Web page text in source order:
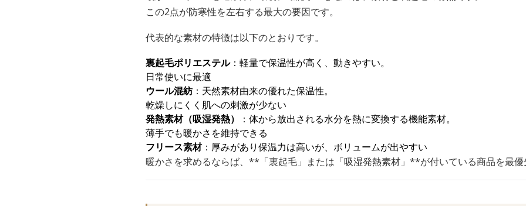
この2点が防寒性を左右する最大の要因です。
代表的な素材の特徴は以下のとおりです。
裏起毛ポリエステル：軽量で保温性が高く、動きやすい。
日常使いに最適
ウール混紡 ：天然素材由来の優れた保温性。
乾燥しにくく肌への刺激が少ない
発熱素材（吸湿発熱）
：体から放出される水分を熱に変換する機能素材。
薄手でも暖かさを維持できる
フリース素材：厚みがあり保温力は高いが、ボリュームが出やすい
暖かさを求めるならば、**「裏起毛」または「吸湿発熱素材」**が付いている商品を最優